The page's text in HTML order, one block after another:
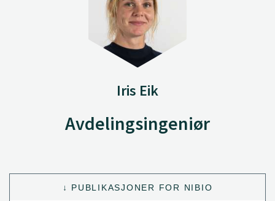
Iris Eik
Avdelingsingeniør
PUBLIKASJONER FOR NIBIO